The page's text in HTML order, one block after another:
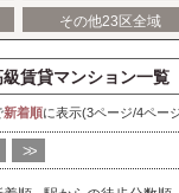
その他23区全域
賃貸マンション一覧
新着順に表示(3ページ/4ペー
>>